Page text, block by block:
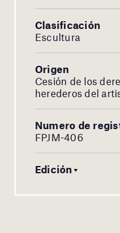
Clasificación
Escultura
Origen
Cesión de los
herederos del
Numero de
FPJM-406
Edición